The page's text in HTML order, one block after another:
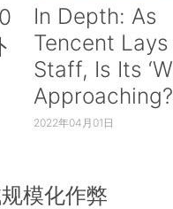
In Depth: As
Tencent
Staff, Is Its
Approaching?
2022年04月01日
模化作弊